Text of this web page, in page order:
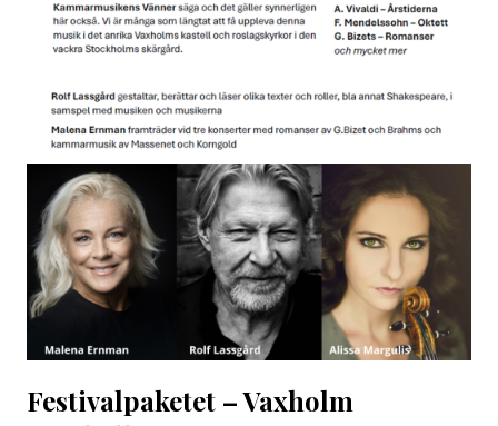
Festivalpaketet – Vaxholm